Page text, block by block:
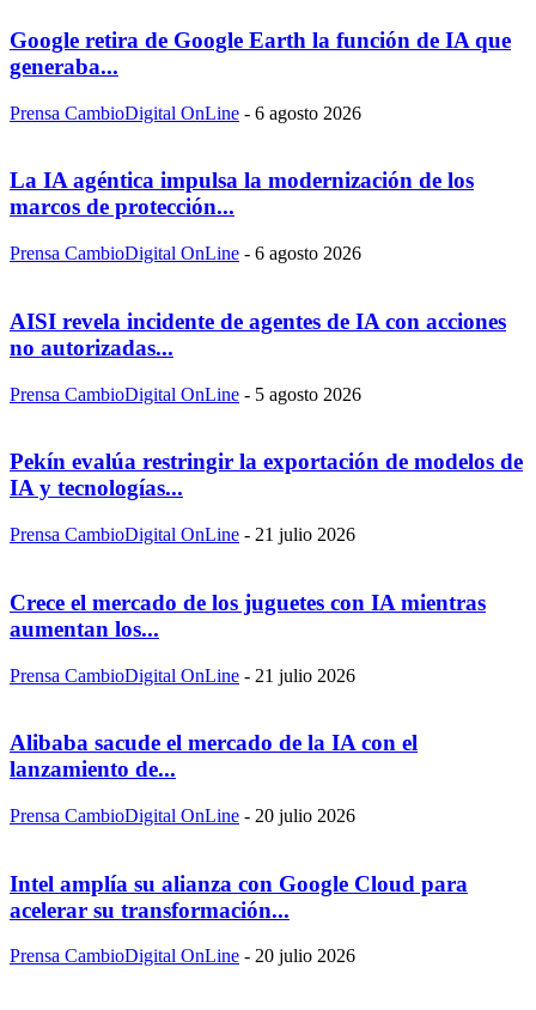
Google retira de Google Earth la función de IA que
generaba...
Prensa CambioDigital OnLine - 6 agosto 2026
La IA agéntica impulsa la modernización de los
marcos de protección...
Prensa CambioDigital OnLine - 6 agosto 2026
AISI revela incidente de agentes de IA con acciones
no autorizadas...
Prensa CambioDigital OnLine - 5 agosto 2026
Pekín evalúa restringir la exportación de modelos de
IA y tecnologías...
Prensa CambioDigital OnLine - 21 julio 2026
Crece el mercado de los juguetes con IA mientras
aumentan los...
Prensa CambioDigital OnLine - 21 julio 2026
Alibaba sacude el mercado de la IA con el
lanzamiento de...
Prensa CambioDigital OnLine - 20 julio 2026
Intel amplía su alianza con Google Cloud para
acelerar su transformación...
Prensa CambioDigital OnLine - 20 julio 2026